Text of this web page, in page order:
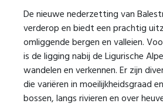
De nieuwe nederzetting van
verderop en biedt een prachtig
omliggende bergen en valleien.
is de ligging nabij de Ligurische
wandelen en verkennen. Er zijn
die variëren in moeilijkheidsgraad
bossen, langs rivieren en over